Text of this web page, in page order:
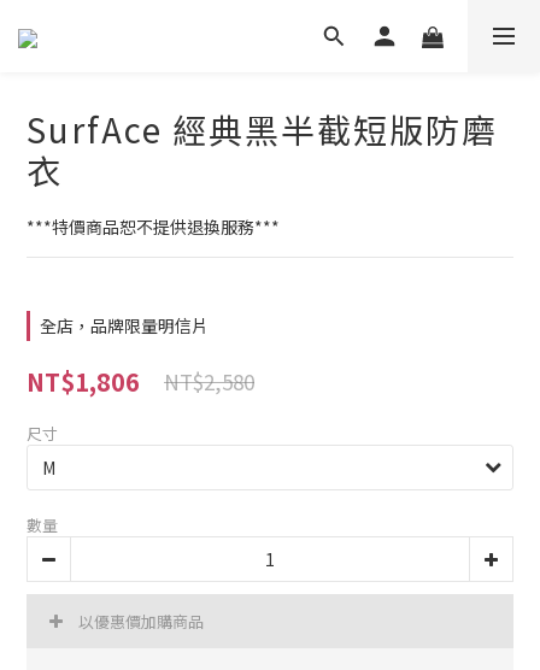
SurfAce 經典黑半截短版防磨
衣
***特價商品恕不提供退換服務***
全店，品牌限量明信片
NT$1,806 NT$2,580
尺寸
數量
以優惠價加購商品